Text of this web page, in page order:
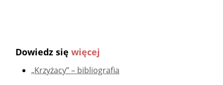
Dowiedz się więcej
„Krzyżacy” – bibliografia